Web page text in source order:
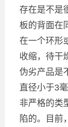
存在是不是
板的背面在
在一个环形
收缩，待干
伪劣产品是
直径小于3
非严格的类
陷的。目前